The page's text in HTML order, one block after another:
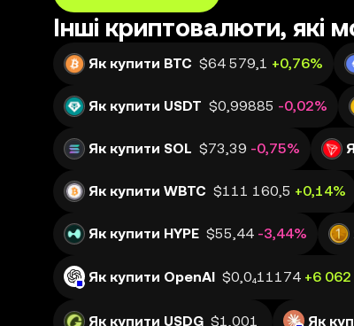
Інші криптовалюти, які
Як купити BTC $64 579,1 +0,76%
Як купити USDT $0,99885 -0,02%
Як купити SOL $73,39 -0,75%
Як купити WBTC $111 160,5 +0,14%
Як купити HYPE $55,44 -3,44%
Як купити OpenAI $0,0₄11174 +6
Як купити USDG $1,001 Як